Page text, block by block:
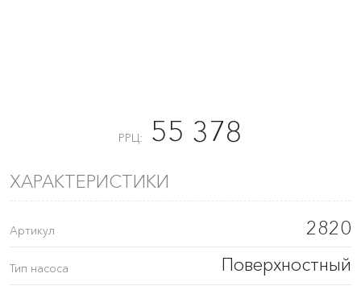
РРЦ: 55 378
ХАРАКТЕРИСТИКИ
Артикул 2820
Тип насоса Поверхностный